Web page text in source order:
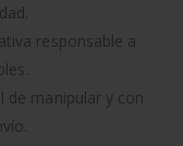
responsable a
de manipular y con